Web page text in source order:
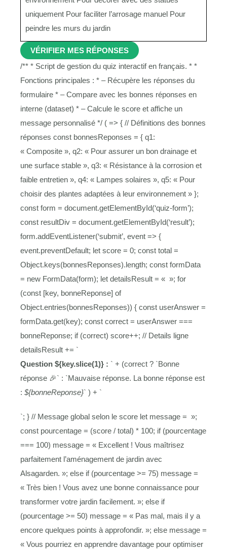
uniquement Pour faciliter l’arrosage manuel Pour
peindre les murs du jardin
VÉRIFIER MES RÉPONSES
/** * Script de gestion du quiz interactif en français. * *
Fonctions principales : * – Récupère les réponses du
formulaire * – Compare avec les bonnes réponses en
interne (dataset) * – Calcule le score et affiche un
message personnalisé */ ( => { // Définitions des bonnes
réponses const bonnesReponses = { q1:
« Composite », q2: « Pour assurer un bon drainage et
une surface stable », q3: « Résistance à la corrosion et
faible entretien », q4: « Lampes solaires », q5: « Pour
choisir des plantes adaptées à leur environnement » };
const form = document.getElementById(‘quiz-form’);
const resultDiv = document.getElementById(‘result’);
form.addEventListener(‘submit’, event => {
event.preventDefault; let score = 0; const total =
Object.keys(bonnesReponses).length; const formData
= new FormData(form); let detailsResult = « »; for
(const [key, bonneReponse] of
Object.entries(bonnesReponses)) { const userAnswer =
formData.get(key); const correct = userAnswer ===
bonneReponse; if (correct) score++; // Details ligne
detailsResult += `
Question ${key.slice(1)} : ` + (correct ? `Bonne
réponse 🎉` : `Mauvaise réponse. La bonne réponse est
: ${bonneReponse}` ) + `
`; } // Message global selon le score let message = »;
const pourcentage = (score / total) * 100; if (pourcentage
=== 100) message = « Excellent ! Vous maîtrisez
parfaitement l’aménagement de jardin avec
Alsagarden. »; else if (pourcentage >= 75) message =
« Très bien ! Vous avez une bonne connaissance pour
transformer votre jardin facilement. »; else if
(pourcentage >= 50) message = « Pas mal, mais il y a
encore quelques points à approfondir. »; else message =
« Vous pourriez en apprendre davantage pour optimiser